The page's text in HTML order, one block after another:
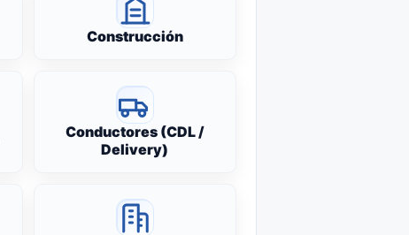
Construcción
Conductores (CDL /
Delivery)